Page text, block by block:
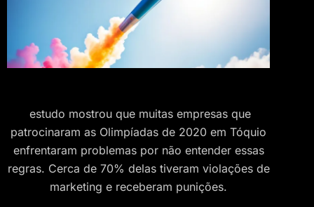
estudo mostrou que muitas empresas que
patrocinaram as Olimpíadas de 2020 em Tóquio
enfrentaram problemas por não entender essas
regras. Cerca de 70% delas tiveram violações de
marketing e receberam punições.